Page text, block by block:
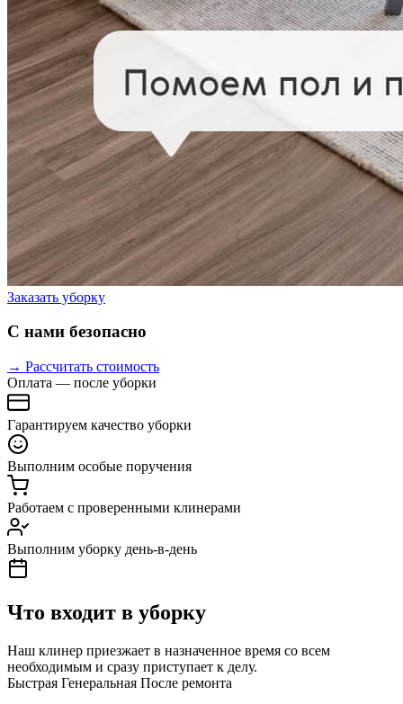
Заказать уборку
С нами безопасно
→ Рассчитать стоимость
Оплата — после уборки
Гарантируем качество уборки
Выполним особые поручения
Работаем с проверенными клинерами
Выполним уборку день-в-день
Что входит в уборку
Наш клинер приезжает в назначенное время со всем
необходимым и сразу приступает к делу.
Быстрая Генеральная После ремонта